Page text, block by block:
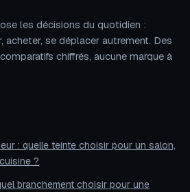
les décisions du quotidien :
acheter, se déplacer autrement. Des
chiffrés, aucune marque à
: quelle teinte choisir pour un salon,
?
branchement choisir pour une